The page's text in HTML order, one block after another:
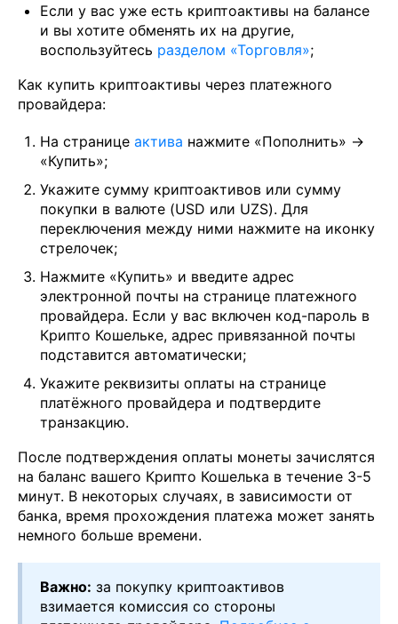
Если у вас уже есть криптоактивы на балансе
и вы хотите обменять их на другие,
воспользуйтесь разделом «Торговля»;
Как купить криптоактивы через платежного
провайдера:
На странице актива нажмите «Пополнить» →
«Купить»;
Укажите сумму криптоактивов или сумму
покупки в валюте (USD или UZS). Для
переключения между ними нажмите на иконку
стрелочек;
Нажмите «Купить» и введите адрес
электронной почты на странице платежного
провайдера. Если у вас включен код-пароль в
Крипто Кошельке, адрес привязанной почты
подставится автоматически;
Укажите реквизиты оплаты на странице
платёжного провайдера и подтвердите
транзакцию.
После подтверждения оплаты монеты зачислятся
на баланс вашего Крипто Кошелька в течение 3-5
минут. В некоторых случаях, в зависимости от
банка, время прохождения платежа может занять
немного больше времени.
Важно: за покупку криптоактивов
взимается комиссия со стороны